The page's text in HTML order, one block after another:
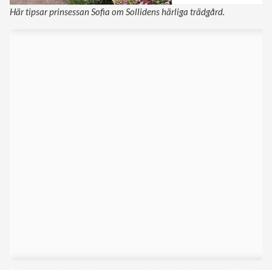
Här tipsar prinsessan Sofia om Sollidens härliga trädgård.